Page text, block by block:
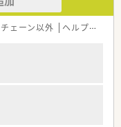
ェーン以外 ヘルプ体制充実